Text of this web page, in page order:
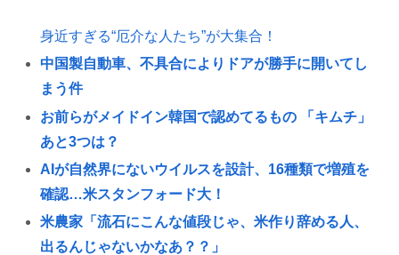
身近すぎる“厄介な人たち”が大集合！
中国製自動車、不具合によりドアが勝手に開いてし
まう件
お前らがメイドイン韓国で認めてるもの 「キムチ」
あと3つは？
AIが自然界にないウイルスを設計、16種類で増殖を
確認…米スタンフォード大！
米農家「流石にこんな値段じゃ、米作り辞める人、
出るんじゃないかなあ？？」